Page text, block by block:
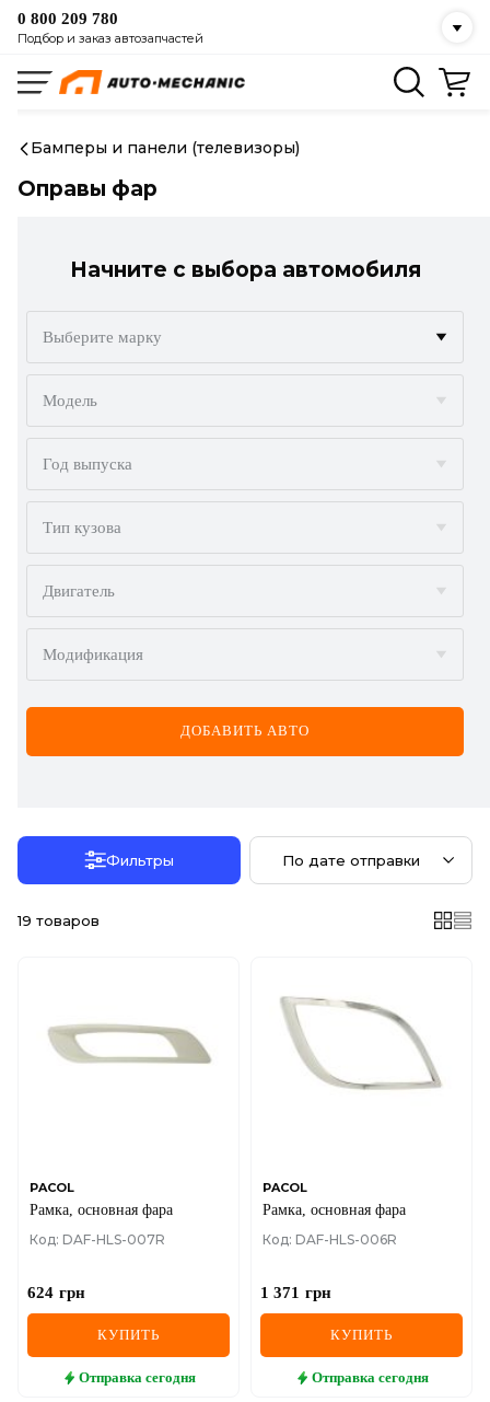
0 800 209 780
Подбор и заказ автозапчастей
Бамперы и панели (телевизоры)
Оправы фар
Начните с выбора автомобиля
Выберите марку
ALFA ROMEO
AUDI
BMW
BYD
CADILLAC
CHERY
CHEVROLET
CHRYSLER
FIAT
GMC
HAVAL
Модель
Год выпуска
Тип кузова
Двигатель
Модификация
ДОБАВИТЬ АВТО
Фильтры По дате отправки
19 товаров
PACOL
Рамка, основная фара
Код: DAF-HLS-007R
624 грн
КУПИТЬ
Отправка сегодня
PACOL
Рамка, основная фара
Код: DAF-HLS-006R
1 371 грн
КУПИТЬ
Отправка сегодня